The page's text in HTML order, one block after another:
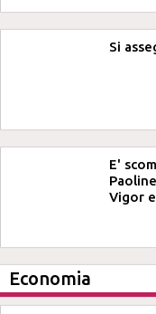
Si
E'
Vigor
Economia